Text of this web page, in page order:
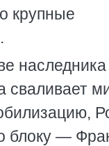
крупные
наследника
сваливает
блоку —